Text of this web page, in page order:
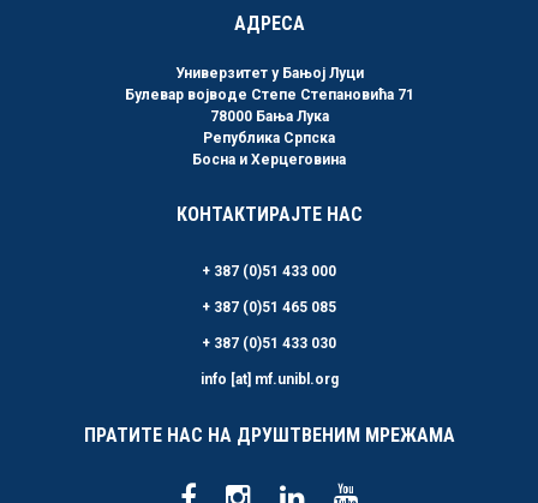
АДРЕСА
Универзитет у Бањој Луци
Булевар војводе Степе Степановића 71
78000 Бања Лука
Република Српска
Босна и Херцеговина
КОНТАКТИРАЈТЕ НАС
+ 387 (0)51 433 000
+ 387 (0)51 465 085
+ 387 (0)51 433 030
info [at] mf.unibl.org
ПРАТИТЕ НАС НА ДРУШТВЕНИМ МРЕЖАМА